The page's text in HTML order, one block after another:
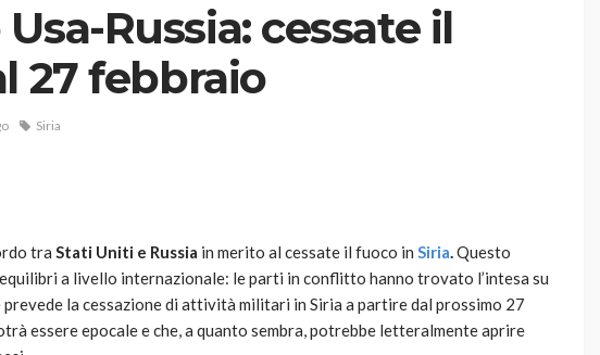
Russia: cessate il
27 febbraio
Siria
tra Stati Uniti e Russia in merito al cessate il fuoco in Siria.Questo
a livello internazionale: le parti in conflitto hanno trovato l’intesa su
prevede la cessazione di attività militari in Siria a partire dal prossimo 27
essere epocale e che, a quanto sembra, potrebbe letteralmente aprire
AUTO SPORT
MG alle Final 8 di Coppa
Davis: tennis mondiale e
passione per